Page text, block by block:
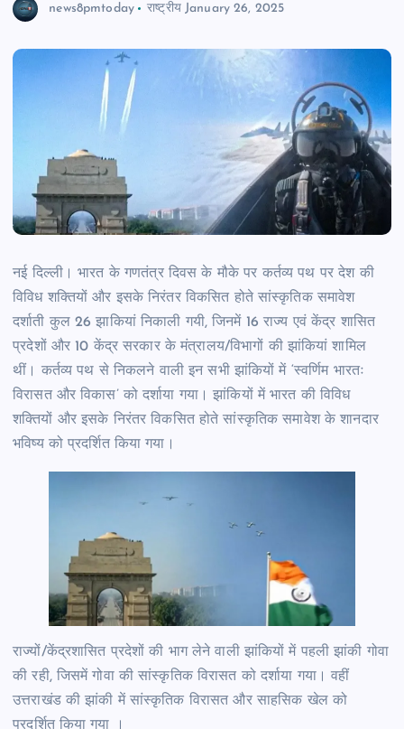
news8pmtoday राष्ट्रीय January 26, 2025
नई दिल्ली। भारत के गणतंत्र दिवस के मौके पर कर्तव्य पथ पर देश की
विविध शक्तियों और इसके निरंतर विकसित होते सांस्कृतिक समावेश
दर्शाती कुल 26 झाकियां निकाली गयी, जिनमें 16 राज्य एवं केंद्र शासित
प्रदेशों और 10 केंद्र सरकार के मंत्रालय/विभागों की झांकियां शामिल
थीं। कर्तव्य पथ से निकलने वाली इन सभी झांकियों में ‘स्वर्णिम भारतः
विरासत और विकास’ को दर्शाया गया। झांकियों में भारत की विविध
शक्तियों और इसके निरंतर विकसित होते सांस्कृतिक समावेश के शानदार
भविष्य को प्रदर्शित किया गया।
राज्यों/केंद्रशासित प्रदेशों की भाग लेने वाली झांकियों में पहली झांकी गोवा
की रही, जिसमें गोवा की सांस्कृतिक विरासत को दर्शाया गया। वहीं
उत्तराखंड की झांकी में सांस्कृतिक विरासत और साहसिक खेल को
प्रदर्शित किया गया ।